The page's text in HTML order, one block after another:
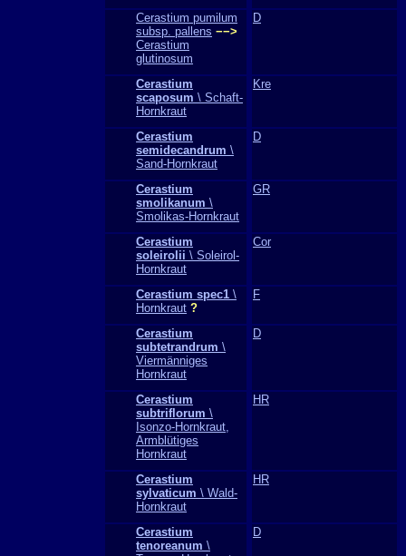
Cerastium pumilum
subsp. pallens −−>
Cerastium
glutinosum
D
Cerastium
scaposum \ Schaft-
Hornkraut
Kre
Cerastium
semidecandrum \
Sand-Hornkraut
D
Cerastium
smolikanum \
Smolikas-Hornkraut
GR
Cerastium
soleirolii \ Soleirol-
Hornkraut
Cor
Cerastium spec1 \
Hornkraut ?
F
Cerastium
subtetrandrum \
Viermänniges
Hornkraut
D
Cerastium
subtriflorum \
Isonzo-Hornkraut,
Armblütiges
Hornkraut
HR
Cerastium
sylvaticum \ Wald-
Hornkraut
HR
Cerastium
tenoreanum \
D